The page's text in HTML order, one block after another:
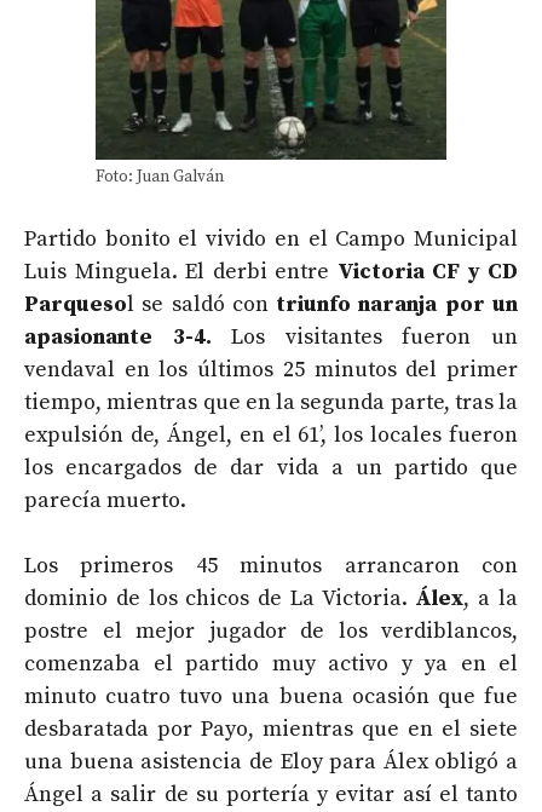
Foto: Juan Galván
Partido bonito el vivido en el Campo Municipal
Luis Minguela. El derbi entre Victoria CF y CD
Parquesol se saldó con triunfo naranja por un
apasionante 3-4. Los visitantes fueron un
vendaval en los últimos 25 minutos del primer
tiempo, mientras que en la segunda parte, tras la
expulsión de, Ángel, en el 61’, los locales fueron
los encargados de dar vida a un partido que
parecía muerto.
Los primeros 45 minutos arrancaron con
dominio de los chicos de La Victoria. Álex, a la
postre el mejor jugador de los verdiblancos,
comenzaba el partido muy activo y ya en el
minuto cuatro tuvo una buena ocasión que fue
desbaratada por Payo, mientras que en el siete
una buena asistencia de Eloy para Álex obligó a
Ángel a salir de su portería y evitar así el tanto